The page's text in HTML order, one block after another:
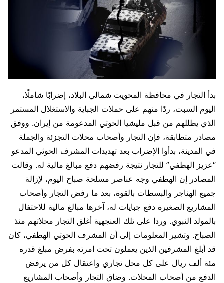
بدأ التجار في محافظة المحويت شمالي البلاد، إضرابًا شاملًا،
اليوم السبت، ردًا منهم على حملات الجباية والاستغلال المستمر
الذي يطللهم من قبل مليشيا الحوثي المدعومة من إيران. ووفق
مصادر متطابقة، فإن التجار وأصحاب محلات التجزئة والجملة
في المدينة، بدأوا الإضراب بعد تهديدات المشرف الحوثي المدعو
“عزيز الهطفي” للتجار نتيجة رفضهم دفع مبالغ مالية له. وقالت
المصادر إن الهطفي وجه عناصر مسلحة صباح اليوم، لإزالة
جميع الهناجر والبسطات بالقوة، بعد ما رفض التجار وأصحاب
المشاريع الصغيرة دفع جبايات له، آخرها مبالغ مالية للاحتفال
بالمولد النبوي. وردا على تلك العنجهية أغلق التجار محلاتهم منذ
الصباح. وتشير المعلومات إلى أن المشرف الحوثي الهطفي، كان
قد أبلغ المشرفين الذين يعملون تحت امرته بفرض مبلغ قدره
مئة ألف ريال على كل محل تجاري واعتقال كل من يرفض
الدفع من أصحاب المحلات. وضاق التجار وأصحاب المشاريع